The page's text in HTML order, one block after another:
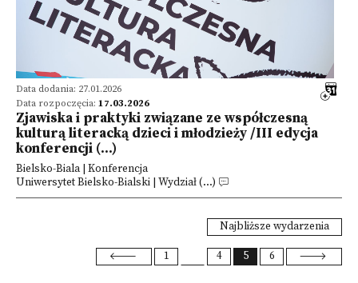
Data dodania: 27.01.2026
Data rozpoczęcia: 17.03.2026
Zjawiska i praktyki związane ze współczesną
kulturą literacką dzieci i młodzieży /III edycja
konferencji (...)
Bielsko-Biala | Konferencja
Uniwersytet Bielsko-Bialski | Wydział (...)
Najbliższe wydarzenia
1 4 5 6